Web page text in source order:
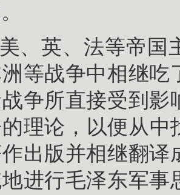
、英、法等帝国
等战争中相继吃
争所直接受到影
理论，以便从中
出版并相继翻译
进行毛泽东军事